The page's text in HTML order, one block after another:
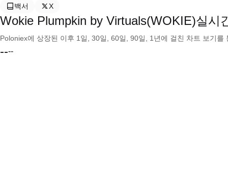
백서
X
Wokie Plumpkin by Virtuals(WOKIE)실시
Poloniex에 상장된 이후 1일, 30일, 60일, 90일, 1년에 걸친 차트 보기
----